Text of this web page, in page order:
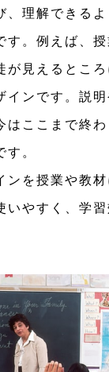
、理解できる
す。例えば、
が見えるとこ
インです。説
はここまで終
。
ンを授業や教
いやすく、学